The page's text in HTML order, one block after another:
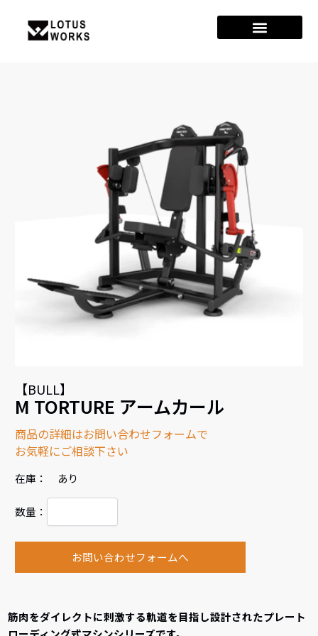
【BULL】
M TORTURE アームカール
商品の詳細はお問い合わせフォームで
お気軽にご相談下さい
在庫： あり
数量：
お問い合わせフォームへ
筋肉をダイレクトに刺激する軌道を目指し設計されたプレート